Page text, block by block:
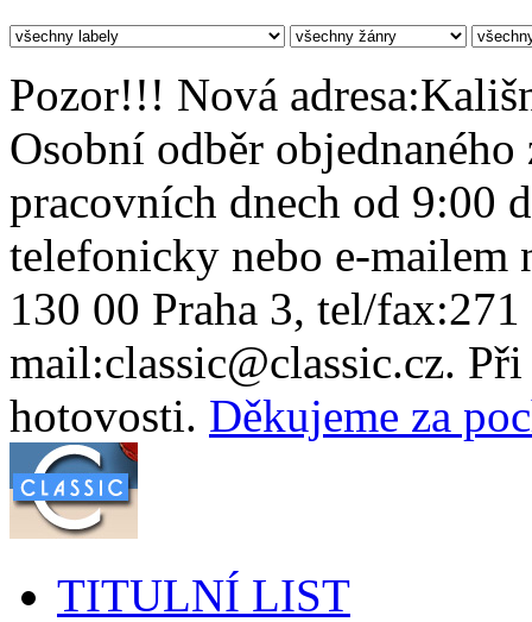
Pozor!!! Nová
Osobní odběr
pracovních dnech od 9:00
telefonicky nebo e-mailem
130 00 Praha 3, tel/
mail:classic@classic.cz.
hotovosti. Děkujeme za
TITULNÍ LIST